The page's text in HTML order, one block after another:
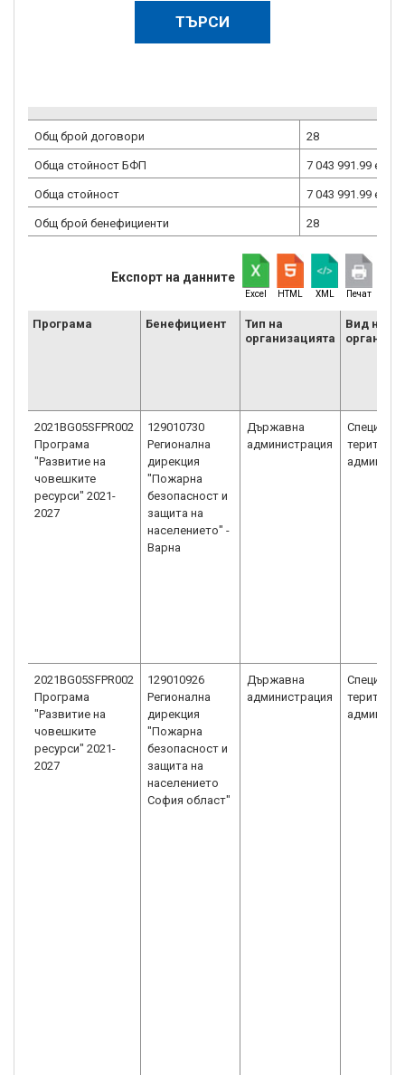
Общ брой договори 28
Обща стойност БФП 7 043 991.99 евро
Обща стойност 7 043 991.99 евро
Общ брой бенефициенти 28
Експорт на данните
Excel HTML XML Печат
Програма Бенефициент
Тип на
организацията
Вид на
2021BG05SFPR002
Програма
"Развитие на
човешките
ресурси" 2021-
2027
129010730
Регионална
дирекция
"Пожарна
безопасност и
защита на
населението" -
Варна
Държавна
администрация
2021BG05SFPR002
Програма
"Развитие на
човешките
ресурси" 2021-
2027
129010926
Регионална
дирекция
"Пожарна
безопасност и
защита на
населението
София област"
Държавна
администрация